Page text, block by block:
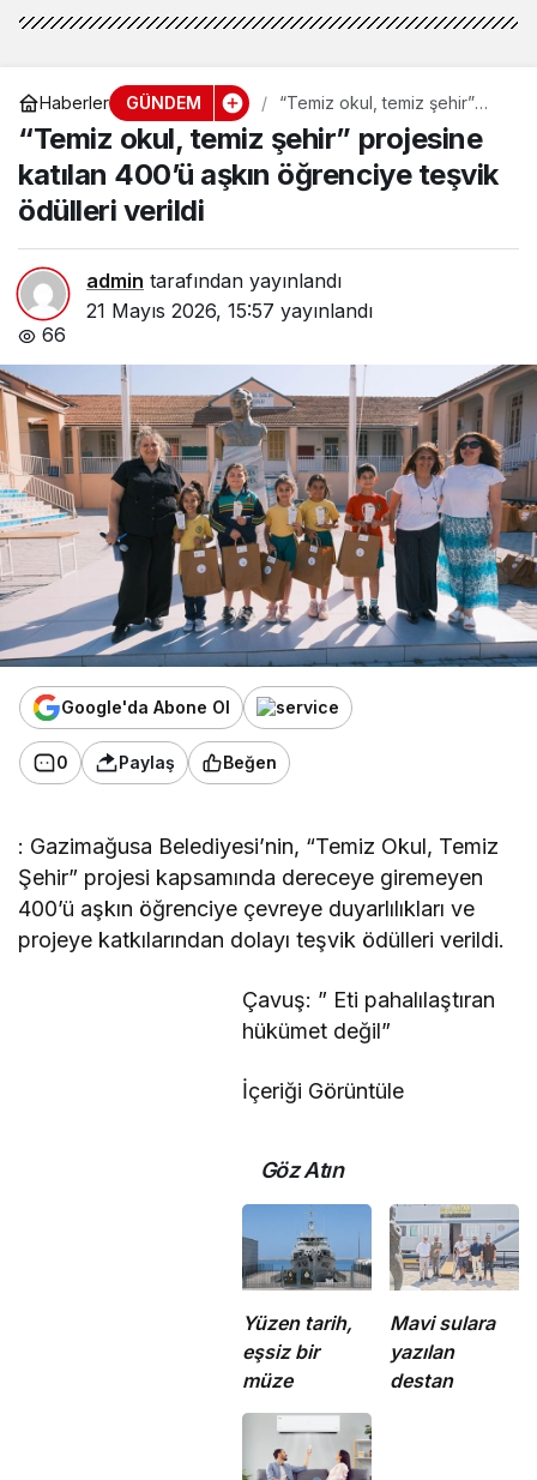
Haberler GÜNDEM
“Temiz okul, temiz şehir”
projesine katılan 400’ü aşkın
öğrenciye teşvik ödülleri
verildi
“Temiz okul, temiz şehir” projesine
katılan 400’ü aşkın öğrenciye teşvik
ödülleri verildi
admin tarafından yayınlandı
21 Mayıs 2026, 15:57 yayınlandı
66
Google'da Abone Ol
0 Paylaş Beğen
: Gazimağusa Belediyesi’nin, “Temiz Okul, Temiz
Şehir” projesi kapsamında dereceye giremeyen
400’ü aşkın öğrenciye çevreye duyarlılıkları ve
projeye katkılarından dolayı teşvik ödülleri verildi.
Çavuş: ” Eti pahalılaştıran
hükümet değil”
İçeriği Görüntüle
Göz Atın
Yüzen tarih,
eşsiz bir
müze
Mavi sulara
yazılan
destan